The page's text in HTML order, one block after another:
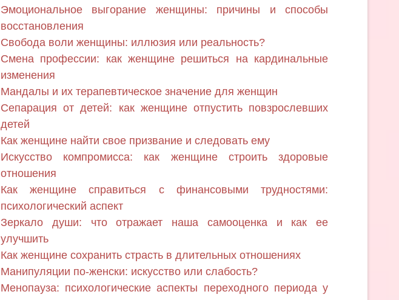
Эмоциональное выгорание женщины: причины и способы
восстановления
Свобода воли женщины: иллюзия или реальность?
Смена профессии: как женщине решиться на кардинальные
изменения
Мандалы и их терапевтическое значение для женщин
Сепарация от детей: как женщине отпустить повзрослевших
детей
Как женщине найти свое призвание и следовать ему
Искусство компромисса: как женщине строить здоровые
отношения
Как женщине справиться с финансовыми трудностями:
психологический аспект
Зеркало души: что отражает наша самооценка и как ее
улучшить
Как женщине сохранить страсть в длительных отношениях
Манипуляции по-женски: искусство или слабость?
Менопауза: психологические аспекты переходного периода у